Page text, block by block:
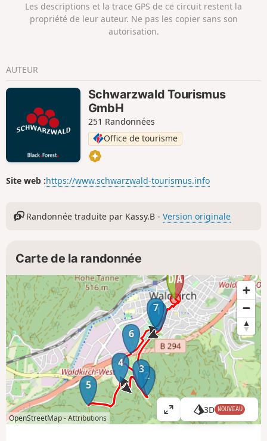
Les descriptions et la trace GPS de ce circuit restent la
propriété de leur auteur. Ne pas les copier sans son
autorisation.
AUTEUR
Schwarzwald Tourismus
GmbH
251 Randonnées
Office de tourisme
Site web :https://www.schwarzwald-tourismus.info
Randonnée traduite par Kassy.B -Version originale
Carte de la randonnée
1
2
3
4
5
6
7
OpenStreetMap -Attributions
A
ff
3D NOUVEAU